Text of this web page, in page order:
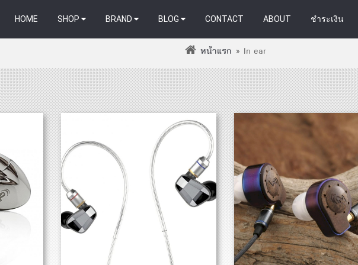
HOME SHOP BRAND BLOG CONTACT ABOUT ชำระเงิน
หน้าแรก » In-ear